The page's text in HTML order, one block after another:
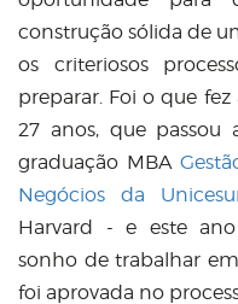
construção sólida de
os criteriosos
preparar. Foi o que
27 anos, que
graduação MBA
Negócios da
Harvard - e este
sonho de trabalhar
foi aprovada no